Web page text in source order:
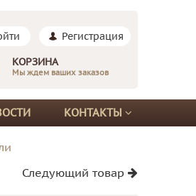
Регистрация
КОРЗИНА
Мы ждем ваших заказов
КОНТАКТЫ
Следующий товар